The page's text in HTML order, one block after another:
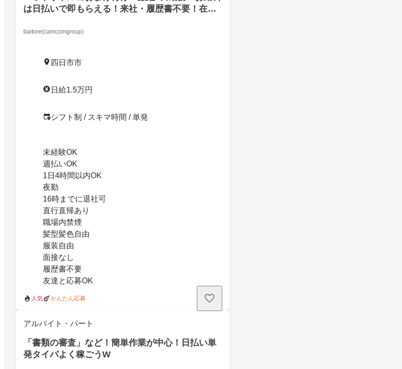
は日払いで即もらえる！来社・履歴書不要！在宅
baitore(camcomgroup)
四日市市
日給1.5万円
シフト制 / スキマ時間 / 単発
未経験OK
週払いOK
1日4時間以内OK
夜勤
16時までに退社可
直行直帰あり
職場内禁煙
髪型髪色自由
服装自由
面接なし
履歴書不要
友達と応募OK
人気 かんたん応募
アルバイト・パート
「書類の審査」など！簡単作業が中心！日払い単
発タイパよく稼ごうW